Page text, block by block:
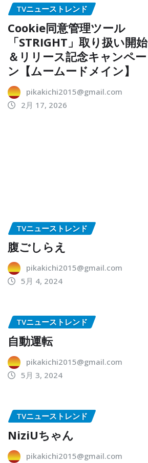
TVニューストレンド
Cookie同意管理ツール
「STRIGHT」取り扱い開始
＆リリース記念キャンペー
ン【ムームードメイン】
pikakichi2015@gmail.com
2月 17, 2026
TVニューストレンド
腹ごしらえ
pikakichi2015@gmail.com
5月 4, 2024
TVニューストレンド
自動運転
pikakichi2015@gmail.com
5月 3, 2024
TVニューストレンド
NiziUちゃん
pikakichi2015@gmail.com